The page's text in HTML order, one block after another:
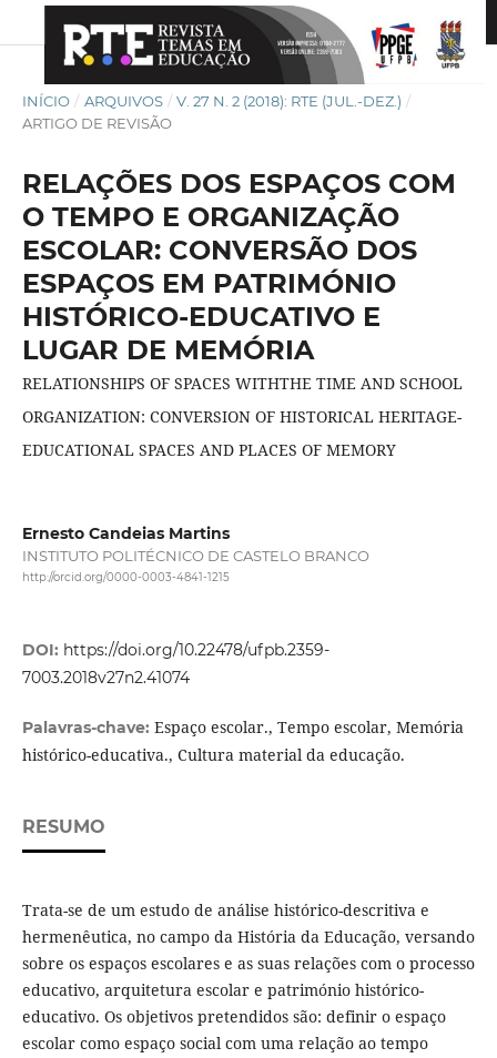
INÍCIO / ARQUIVOS / V. 27 N. 2 (2018): RTE (JUL.-DEZ.) /
ARTIGO DE REVISÃO
RELAÇÕES DOS ESPAÇOS COM
O TEMPO E ORGANIZAÇÃO
ESCOLAR: CONVERSÃO DOS
ESPAÇOS EM PATRIMÓNIO
HISTÓRICO-EDUCATIVO E
LUGAR DE MEMÓRIA
RELATIONSHIPS OF SPACES WITHTHE TIME AND SCHOOL
ORGANIZATION: CONVERSION OF HISTORICAL HERITAGE-
EDUCATIONAL SPACES AND PLACES OF MEMORY
Ernesto Candeias Martins
INSTITUTO POLITÉCNICO DE CASTELO BRANCO
http://orcid.org/0000-0003-4841-1215
DOI: https://doi.org/10.22478/ufpb.2359-
7003.2018v27n2.41074
Palavras-chave: Espaço escolar., Tempo escolar, Memória
histórico-educativa., Cultura material da educação.
RESUMO
Trata-se de um estudo de análise histórico-descritiva e
hermenêutica, no campo da História da Educação, versando
sobre os espaços escolares e as suas relações com o processo
educativo, arquitetura escolar e património histórico-
educativo. Os objetivos pretendidos são: definir o espaço
escolar como espaço social com uma relação ao tempo